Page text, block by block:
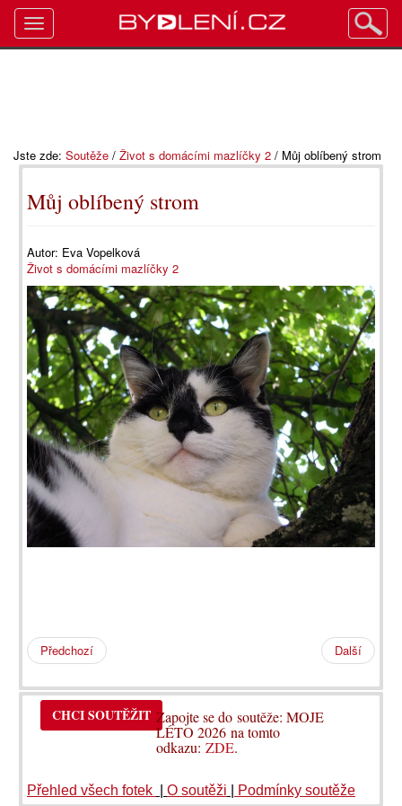
Jste zde: Soutěže / Život s domácími mazlíčky 2 / Můj oblíbený strom
Můj oblíbený strom
Autor: Eva Vopelková
Život s domácími mazlíčky 2
Předchozí Další
CHCI SOUTĚŽIT Zapojte se do soutěže: MOJE
LÉTO 2026 na tomto
odkazu:ZDE.
Přehled všech fotek O soutěži Podmínky soutěže
Toggle
navigation